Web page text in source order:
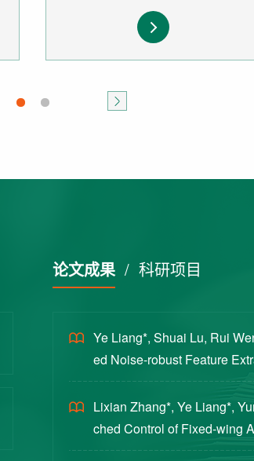
论文成果/ 科研项目
Ye Liang*, Shuai Lu, Rui
ed Noise-robust Feature
cience China Technological
Lixian Zhang*, Ye Liang*,
ched Control of Fixed-wing
yloads [J]. Journal of